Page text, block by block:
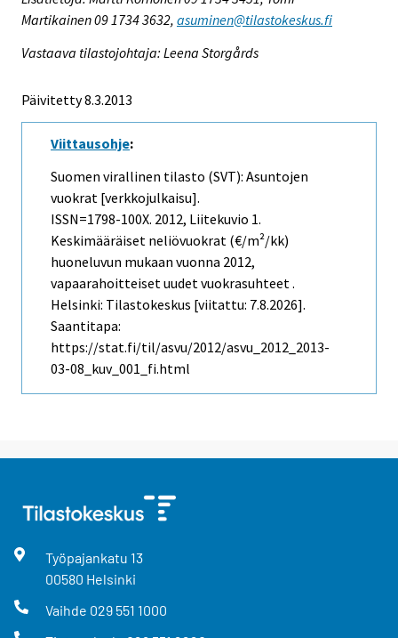
Martikainen 09 1734 3632, asuminen@tilastokeskus.fi
Vastaava tilastojohtaja: Leena Storgårds
Päivitetty 8.3.2013
Viittausohje:
Suomen virallinen tilasto (SVT): Asuntojen
vuokrat [verkkojulkaisu].
ISSN=1798-100X. 2012, Liitekuvio 1.
Keskimääräiset neliövuokrat (€/m²/kk)
huoneluvun mukaan vuonna 2012,
vapaarahoitteiset uudet vuokrasuhteet .
Helsinki: Tilastokeskus [viitattu: 7.8.2026].
Saantitapa:
https://stat.fi/til/asvu/2012/asvu_2012_2013-
03-08_kuv_001_fi.html
Työpajankatu 13
00580 Helsinki
Vaihde 029 551 1000